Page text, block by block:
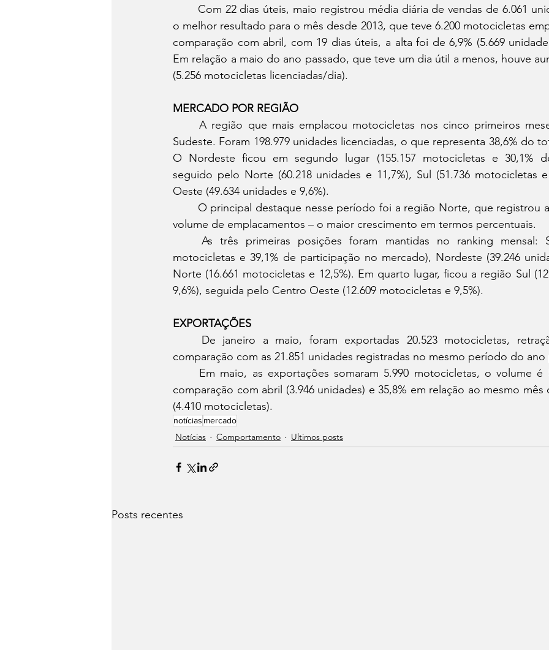
o melhor resultado para o mês desde 2013, que teve 6.200 motocicletas
comparação com abril, com 19 dias úteis, a alta foi de 6,9% (5.669
Em relação a maio do ano passado, que teve um dia útil a menos, houve
(5.256 motocicletas licenciadas/dia).
MERCADO POR REGIÃO
	A região que mais emplacou motocicletas nos cinco primeiros meses do ano foi a
Sudeste. Foram 198.979 unidades licenciadas, o que representa 38,6% do
O Nordeste ficou em segundo lugar (155.157 motocicletas e 30,1%
seguido pelo Norte (60.218 unidades e 11,7%), Sul (51.736 motocicletas
Oeste (49.634 unidades e 9,6%).
volume de emplacamentos – o maior crescimento em termos percentuais.
	As três primeiras posições foram mantidas no ranking mensal: Sudeste (52.074
motocicletas e 39,1% de participação no mercado), Nordeste (39.246
Norte (16.661 motocicletas e 12,5%). Em quarto lugar, ficou a região Sul
9,6%), seguida pelo Centro Oeste (12.609 motocicletas e 9,5%).
EXPORTAÇÕES
comparação com as 21.851 unidades registradas no mesmo período do ano
comparação com abril (3.946 unidades) e 35,8% em relação ao mesmo mês
(4.410 motocicletas).
notícias mercado
Notícias Comportamento Ultimos posts
Posts recentes